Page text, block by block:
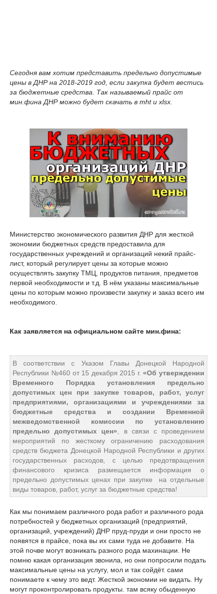
Сегодня вам хотим представить предельно допустимые
цены в ДНР на 2018-2019 год, если закупка будет вестись
за бюджетные средства. Так называемый прайс от
мин.фина ДНР можно будет скачать в mht и xlsx.
Министерство экономического развития ДНР для жесткой
экономии бюджетных средств предоставила для
государственных учреждений и организаций некий прайс-
лист, который регулирует цены за которые можно
осуществлять закупку ТМЦ, продуктов питания, предметов
первой необходимости и т.д. В нём указаны максимальные
цены по которым можно произвести закупку и заказ всего им
необходимого.
Как заявляется на официальном сайте мин.фина:
В соответствии с Указом Главы Донецкой Народной
Республики №460 от 15 декабря 2015 г.«Об утверждении
Временного Порядка установления предельно
допустимых цен при закупке товаров, работ, услуг
предприятиями, организациями и учреждениями за
бюджетные средства и создании Временной
межведомственной комиссии по установлению
предельно допустимых цен», в связи с проведением
мероприятий по жесткому ограничению расходования
средств бюджета Донецкой Народной Республики и других
государственных расходов, с целью предотвращения
финансового кризиса размещается информация о
предельно допустимых ценах при закупке на отдельные
виды товаров, работ, услуг за бюджетные средства!
Как мы понимаем различного рода работ и различного рода
потребностей у бюджетных организаций (предприятий,
организаций, учреждений) ДНР пруд-пруди и они просто не
появятся в прайсе, пока вы их сами туда не добавите. На
этой почве могут возникать разного рода махинации. Не
помню какая организация звонила, но они попросили подать
максимальные цены на услугу, мол и так сойдёт. сами
понимаете к чему это ведт. Жесткой экономии не видать. Ну
могут проконтролировать продукты. там всяку обыденную